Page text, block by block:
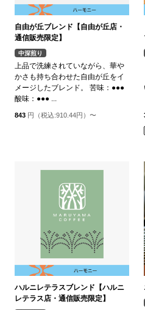
自由が丘ブレンド【自由が丘店・
通信販売限定】
中深煎り
上品で洗練されていながら、華や
かさも持ち合わせた自由が丘をイ
メージしたブレンド。 苦味：●●●
酸味：●●● ...
843 円（税込:910.44円）〜
ハルニレテラスブレンド【ハルニ
レテラス店・通信販売限定】